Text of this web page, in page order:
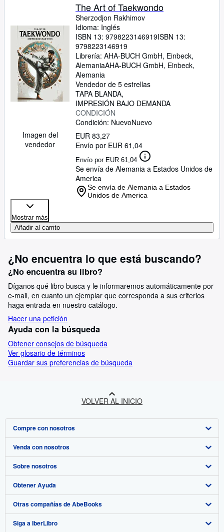
Imagen del
vendedor
The Art of Taekwondo
Sherzodjon Rakhimov
Idioma: Inglés
ISBN 13: 9798223146919ISBN 13:
9798223146919
Librería: AHA-BUCH GmbH, Einbeck,
AlemaniaAHA-BUCH GmbH, Einbeck,
Alemania
Vendedor de 5 estrellas
TAPA BLANDA
IMPRESIÓN BAJO DEMANDA
CONDICIÓN
Condición: NuevoNuevo
EUR 83,27
Envío por EUR 61,04
Envío por EUR 61,04
Se envía de Alemania a Estados Unidos de
America
Se envía de Alemania a Estados
Unidos de America
Mostrar más
Añadir al carrito
¿No encuentra lo que está buscando?
¿No encuentra su libro?
Díganos qué libro busca y le informaremos automáticamente por
e-mail, en cuanto un ejemplar que corresponda a sus criterios
haga entrada en nuestro catálogo.
Hacer una petición
Ayuda con la búsqueda
Obtener consejos de búsqueda
Ver glosario de términos
Guardar sus preferencias de búsqueda
VOLVER AL INICIO
Compre con nosotros
Búsqueda avanzada
Colecciones
Mi cuenta
Mis pedidos
Ver carrito
Venda con nosotros
Comenzar a vender
Únase a nuestro programa de afiliados
Recomiende un vendedor
Sobre nosotros
Sobre IberLibro
Medios
Empleo
Obtener Ayuda
Preguntas frecuentes y guías
Atención al Cliente
Otras compañías de AbeBooks
AbeBooks.com
Siga a IberLibro